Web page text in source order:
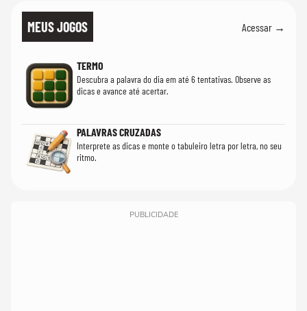
MEUS JOGOS Acessar →
TERMO
Descubra a palavra do dia em até 6 tentativas. Observe as
dicas e avance até acertar.
PALAVRAS CRUZADAS
Interprete as dicas e monte o tabuleiro letra por letra, no seu
ritmo.
PUBLICIDADE